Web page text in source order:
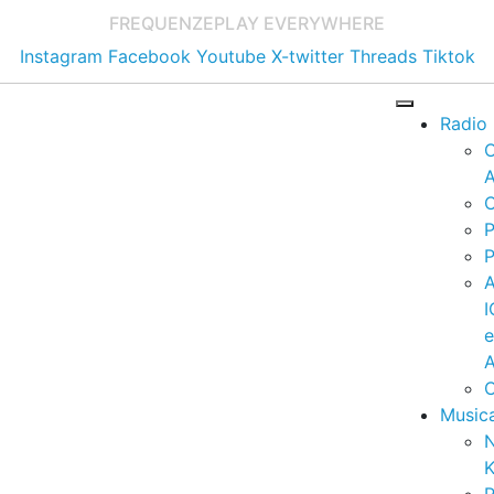
FREQUENZEPLAY EVERYWHERE
Instagram Facebook Youtube X-twitter Threads Tiktok
Radio
e